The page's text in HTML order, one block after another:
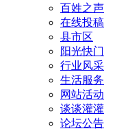
百姓之声
在线投稿
县市区
阳光快门
行业风采
生活服务
网站活动
谈谈灌灌
论坛公告